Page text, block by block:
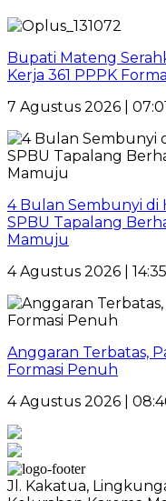
Bupati Mateng
Kerja 361 PPPK
7 Agustus 2026 |
4 Bulan Sembunyi di
SPBU Tapalang
Mamuju
4 Agustus 2026 |
Anggaran Terbatas,
Formasi Penuh
4 Agustus 2026 |
Jl. Kakatua,